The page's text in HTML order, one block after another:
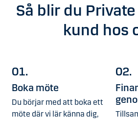
Så blir du
kund hos
01.
Boka möte
Du börjar med att boka ett
möte där vi lär känna dig,
02.